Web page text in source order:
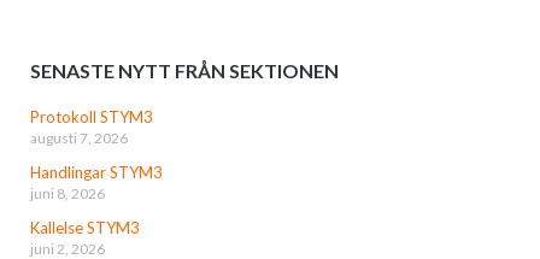
SENASTE NYTT FRÅN SEKTIONEN
Protokoll STYM3
augusti 7, 2026
Handlingar STYM3
juni 8, 2026
Kallelse STYM3
juni 2, 2026